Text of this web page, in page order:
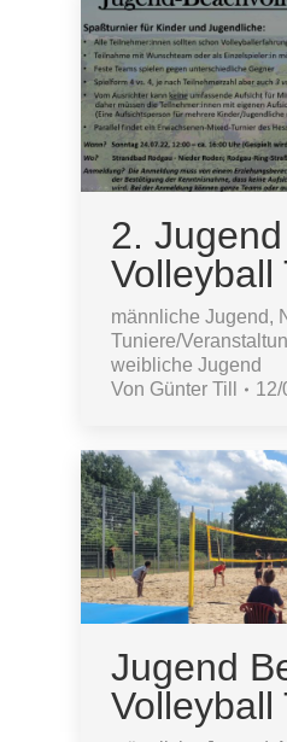
2.
Volleyball
männliche Jugend,
Tuniere/
weibliche Jugend
Von Günter Till 12/
Jugend
Volleyball